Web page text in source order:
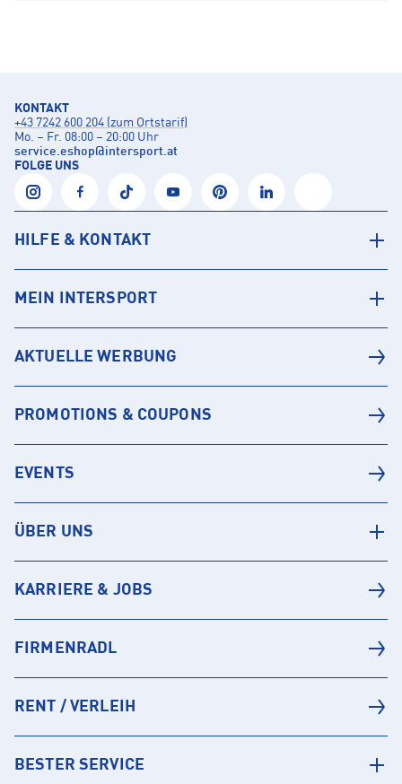
KONTAKT
+43 7242 600 204 (zum Ortstarif)
Mo. – Fr. 08:00 – 20:00 Uhr
service.eshop@intersport.at
FOLGE UNS
HILFE & KONTAKT
MEIN INTERSPORT
AKTUELLE WERBUNG
PROMOTIONS & COUPONS
EVENTS
ÜBER UNS
KARRIERE & JOBS
FIRMENRADL
RENT / VERLEIH
BESTER SERVICE